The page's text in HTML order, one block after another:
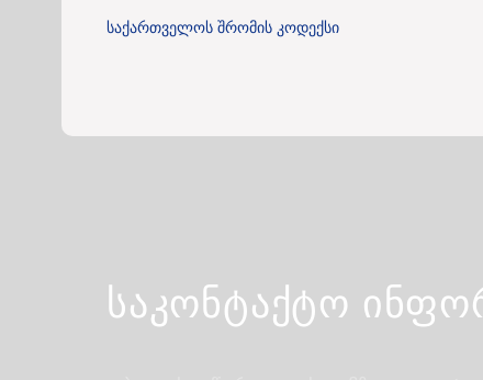
საქართველოს შრომის კოდექსი
საკონტაქტო